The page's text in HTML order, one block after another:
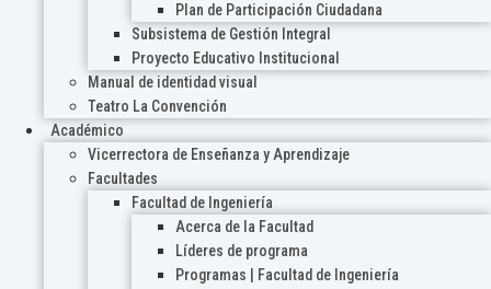
Plan de Participación Ciudadana
Subsistema de Gestión Integral
Proyecto Educativo Institucional
Manual de identidad visual
Teatro La Convención
Académico
Vicerrectora de Enseñanza y Aprendizaje
Facultades
Facultad de Ingeniería
Acerca de la Facultad
Líderes de programa
Programas | Facultad de Ingeniería